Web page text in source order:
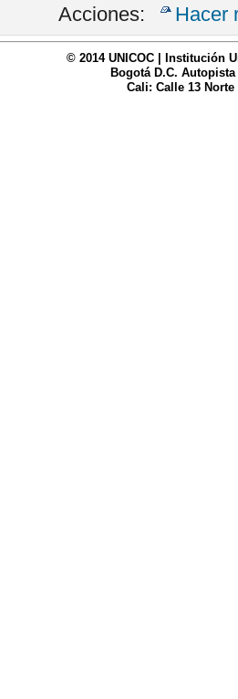
Acciones: Hacer
© 2014 UNICOC | Institución
Bogotá D.C. Autopista
Cali: Calle 13 Norte